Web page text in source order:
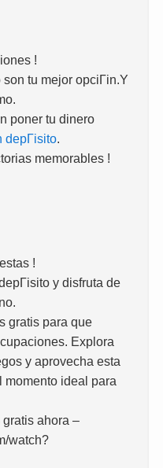
!
tu mejor opciГіn.Y
poner tu dinero
depГіsito.
memorables !
!
y disfruta de
gratis para que
Explora
y aprovecha esta
momento ideal para
gratis ahora –
watch?